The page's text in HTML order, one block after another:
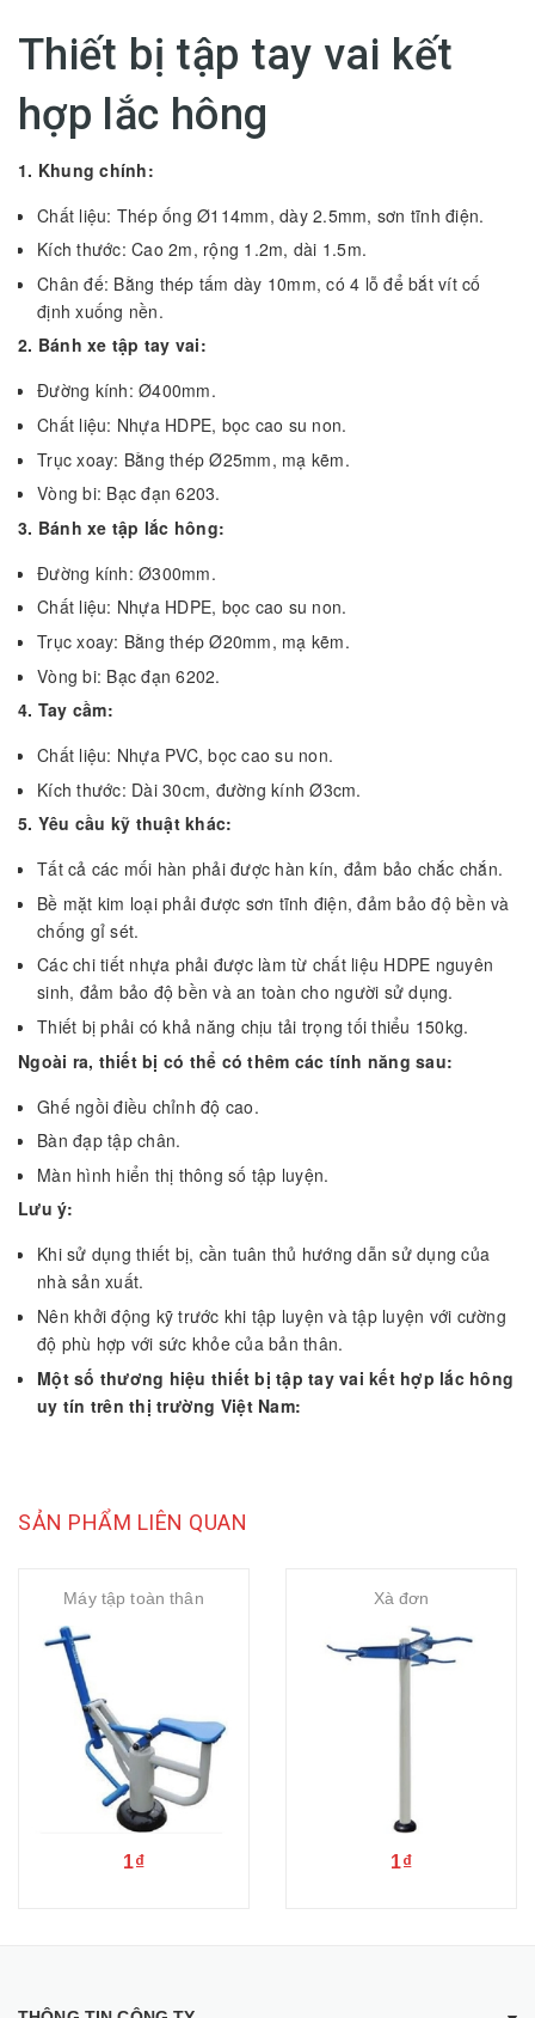
Thiết bị tập tay vai kết
hợp lắc hông
1. Khung chính:
Chất liệu: Thép ống Ø114mm, dày 2.5mm, sơn tĩnh điện.
Kích thước: Cao 2m, rộng 1.2m, dài 1.5m.
Chân đế: Bằng thép tấm dày 10mm, có 4 lỗ để bắt vít cố
định xuống nền.
2. Bánh xe tập tay vai:
Đường kính: Ø400mm.
Chất liệu: Nhựa HDPE, bọc cao su non.
Trục xoay: Bằng thép Ø25mm, mạ kẽm.
Vòng bi: Bạc đạn 6203.
3. Bánh xe tập lắc hông:
Đường kính: Ø300mm.
Chất liệu: Nhựa HDPE, bọc cao su non.
Trục xoay: Bằng thép Ø20mm, mạ kẽm.
Vòng bi: Bạc đạn 6202.
4. Tay cầm:
Chất liệu: Nhựa PVC, bọc cao su non.
Kích thước: Dài 30cm, đường kính Ø3cm.
5. Yêu cầu kỹ thuật khác:
Tất cả các mối hàn phải được hàn kín, đảm bảo chắc chắn.
Bề mặt kim loại phải được sơn tĩnh điện, đảm bảo độ bền và
chống gỉ sét.
Các chi tiết nhựa phải được làm từ chất liệu HDPE nguyên
sinh, đảm bảo độ bền và an toàn cho người sử dụng.
Thiết bị phải có khả năng chịu tải trọng tối thiểu 150kg.
Ngoài ra, thiết bị có thể có thêm các tính năng sau:
Ghế ngồi điều chỉnh độ cao.
Bàn đạp tập chân.
Màn hình hiển thị thông số tập luyện.
Lưu ý:
Khi sử dụng thiết bị, cần tuân thủ hướng dẫn sử dụng của
nhà sản xuất.
Nên khởi động kỹ trước khi tập luyện và tập luyện với cường
độ phù hợp với sức khỏe của bản thân.
Một số thương hiệu thiết bị tập tay vai kết hợp lắc hông
uy tín trên thị trường Việt Nam:
SẢN PHẨM LIÊN QUAN
Máy tập toàn thân
1₫
Xà đơn
1₫